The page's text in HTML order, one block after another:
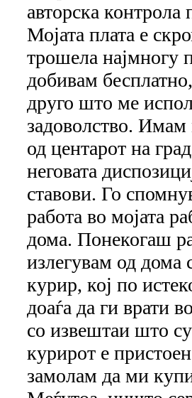
авторска
Мојата плата е
трошела најмногу
добивам
друго што ме
задоволство. Имам
од центарот на
неговата
ставови. Го
работа во мојата
дома. Понекогаш
излегувам од дома
курир, кој по
доаѓа да ги врати
со извештаи што
курирот е
замолам да ми